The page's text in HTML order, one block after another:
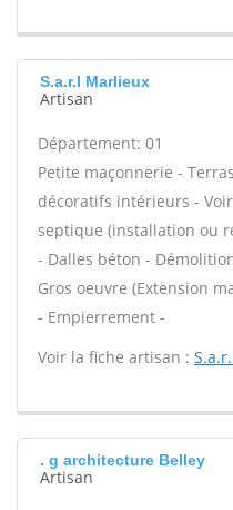
S.a.r.l Marlieux
Artisan
Département: 01
Petite maçonnerie -
décoratifs intérieurs -
septique (installation ou
- Dalles béton -
Gros oeuvre (Extension
- Empierrement -
Voir la fiche artisan :
. g architecture Belley
Artisan